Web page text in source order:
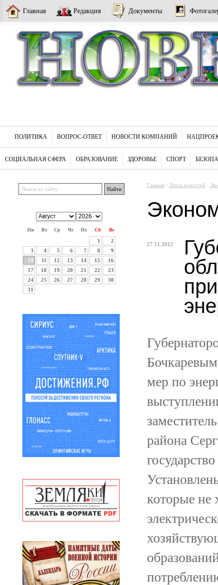
Главная Редакция Документы
ПОЛИТИКА ВОПРОС-ОТВЕТ НОВОСТИ КОМПАНИЙ
СОЦИАЛЬНАЯ СФЕРА ОБРАЗОВАНИЕ ЗДОРОВЬЕ СПОРТ
Пн Вт Ср Чт Пт Сб Вс
1
2
3
4 5 6 7 8
9
10
11 12 13 14 15
16
17
18 19 20 21 22
23
24
25 26 27 28 29
30
31
Главная / Лента новостей /
27.11.2012
мер по
района
которые не